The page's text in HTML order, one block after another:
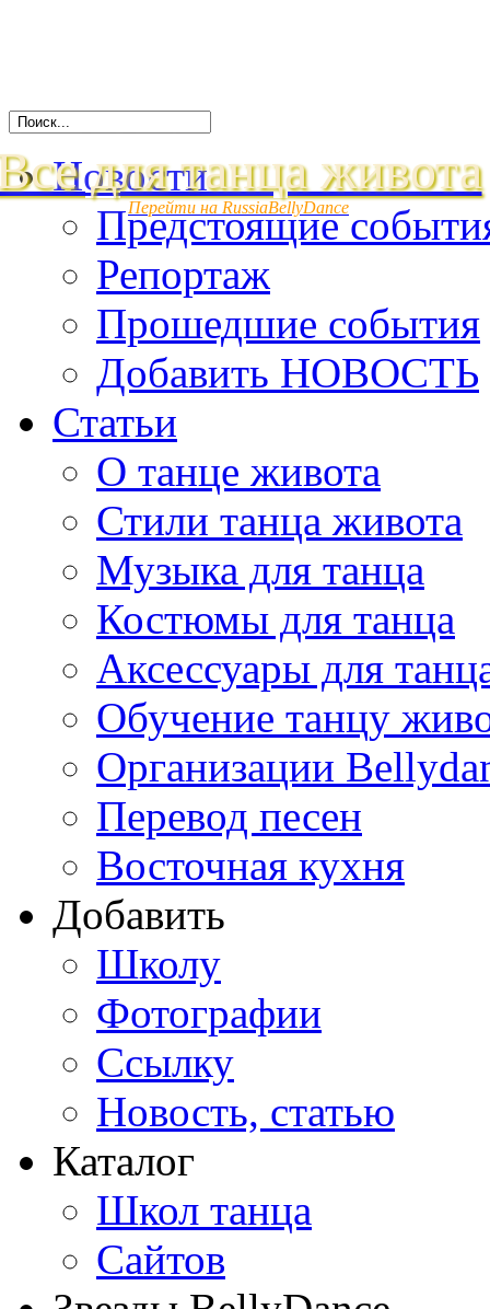
для танца живота
Перейти на RussiaBellyDance
Новости
Предстоящие
Репортаж
Прошедшие события
Добавить НОВОСТЬ
Статьи
О танце живота
Стили танца живота
Музыка для танца
Костюмы для танца
Аксессуары для
Обучение танцу
Организации
Перевод песен
Восточная кухня
Добавить
Школу
Фотографии
Ссылку
Новость, статью
Каталог
Школ танца
Сайтов